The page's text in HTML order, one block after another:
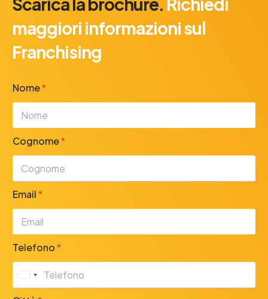
maggiori informazioni sul
Franchising
Nome*
Cognome*
Email*
Telefono*